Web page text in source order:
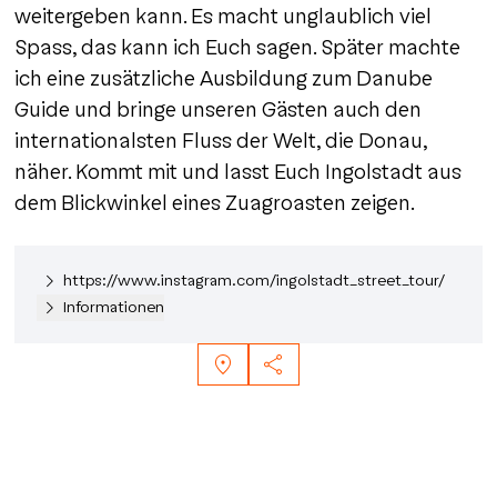
weitergeben kann. Es macht unglaublich viel
Spass, das kann ich Euch sagen. Später machte
ich eine zusätzliche Ausbildung zum Danube
Guide und bringe unseren Gästen auch den
internationalsten Fluss der Welt, die Donau,
näher. Kommt mit und lasst Euch Ingolstadt aus
dem Blickwinkel eines Zuagroasten zeigen.
https://www.instagram.com/ingolstadt_street_tour/
Informationen